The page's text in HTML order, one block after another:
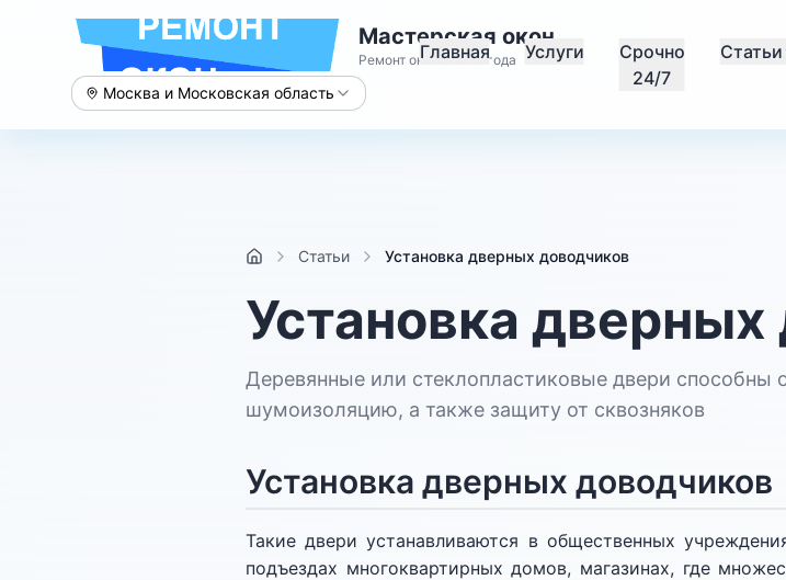
Мастерская окон
Ремонт окон с 2015 года
Москва и Московская область
Главная Услуги
Срочно
24/7
Статьи
Статьи Установка дверных доводчиков
Установка дверных
Деревянные или стеклопластиковые двери
шумоизоляцию, а также защиту от сквозняков
Установка дверных доводчиков
Такие двери устанавливаются в общественных
подъездах многоквартирных домов, магазинах, где